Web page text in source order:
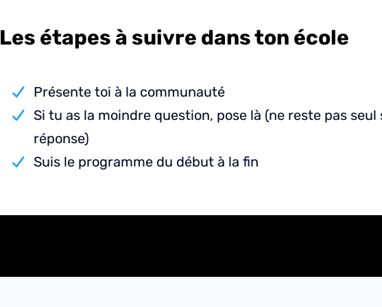
Les étapes à suivre dans ton école
Présente toi à la communauté
Si tu as la moindre question, pose là (ne reste pas seul
réponse)
Suis le programme du début à la fin